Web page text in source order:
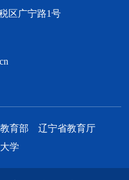
区广宁路1号
育部
辽宁省教育厅
学